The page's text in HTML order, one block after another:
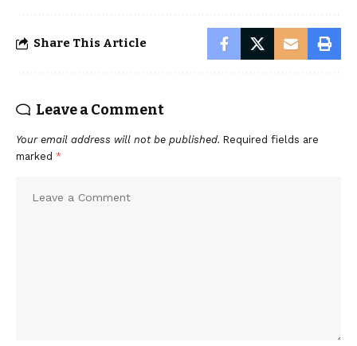
Share This Article
Leave a Comment
Your email address will not be published. Required fields are
marked *